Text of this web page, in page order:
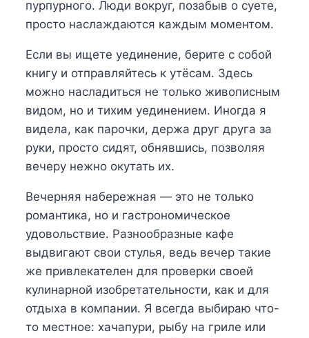
пурпурного. Люди вокруг, позабыв о суете,
просто наслаждаются каждым моментом.
Если вы ищете уединение, берите с собой
книгу и отправляйтесь к утёсам. Здесь
можно насладиться не только живописным
видом, но и тихим уединением. Иногда я
видела, как парочки, держа друг друга за
руки, просто сидят, обнявшись, позволяя
вечеру нежно окутать их.
Вечерняя набережная — это не только
романтика, но и гастрономическое
удовольствие. Разнообразные кафе
выдвигают свои стулья, ведь вечер такие
же привлекателен для проверки своей
кулинарной изобретательности, как и для
отдыха в компании. Я всегда выбираю что-
то местное: хачапури, рыбу на гриле или